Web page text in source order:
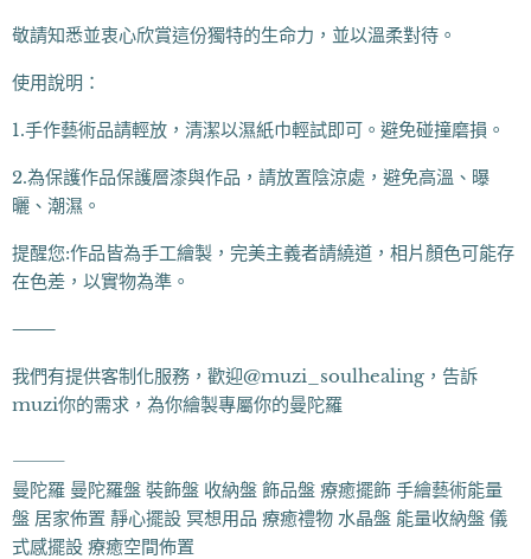
敬請知悉並衷心欣賞這份獨特的生命力，並以溫柔對待。
使用說明：
1.手作藝術品請輕放，清潔以濕紙巾輕試即可。避免碰撞磨損。
2.為保護作品保護層漆與作品，請放置陰涼處，避免高溫、曝
曬、潮濕。
提醒您:作品皆為手工繪製，完美主義者請繞道，相片顏色可能存
在色差，以實物為準。
⸻
我們有提供客制化服務，歡迎@muzi_soulhealing，告訴
muzi你的需求，為你繪製專屬你的曼陀羅
⸻
曼陀羅 曼陀羅盤 裝飾盤 收納盤 飾品盤 療癒擺飾 手繪藝術能量
盤 居家佈置 靜心擺設 冥想用品 療癒禮物 水晶盤 能量收納盤 儀
式感擺設 療癒空間佈置